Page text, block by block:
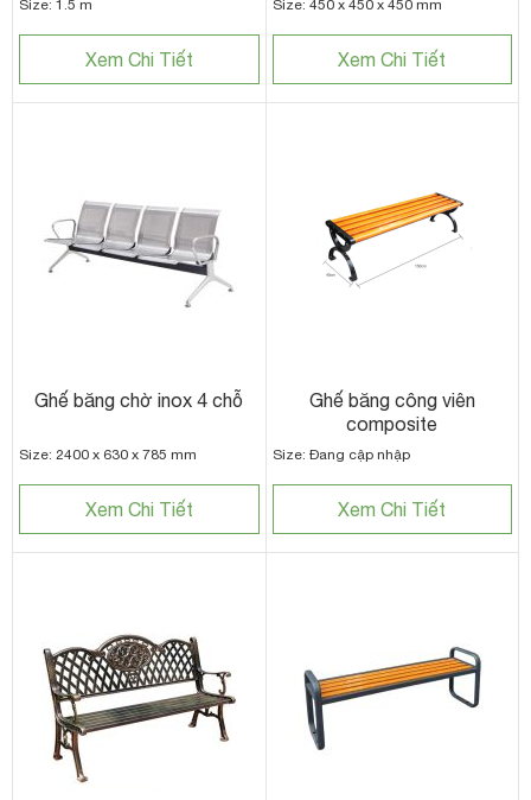
Size: 1.5 m
Xem Chi Tiết
Size: 450 x 450 x 450 mm
Xem Chi Tiết
Ghế băng chờ inox 4 chỗ
Size: 2400 x 630 x 785 mm
Xem Chi Tiết
Ghế băng công viên
composite
Size: Đang cập nhập
Xem Chi Tiết